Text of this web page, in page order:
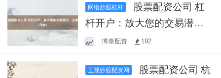
网络炒股杠杆
杆开户：放大您的交易潜
力，立即开始！
博泰配资 192
正规炒股配资网